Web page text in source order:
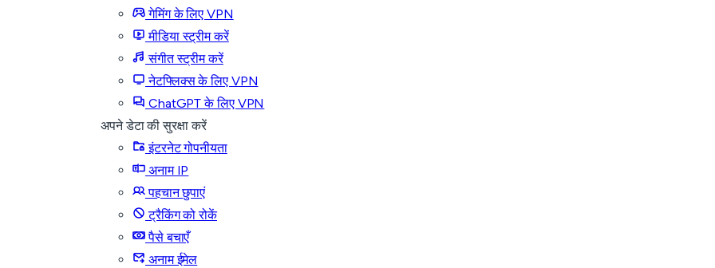
गेमिंग के लिए VPN
मीडिया स्ट्रीम करें
संगीत स्ट्रीम करें
नेटफ्लिक्स के लिए VPN
ChatGPT के लिए VPN
अपने डेटा की सुरक्षा करें
इंटरनेट गोपनीयता
अनाम IP
पहचान छुपाएं
ट्रैकिंग को रोकें
पैसे बचाएँ
अनाम ईमेल